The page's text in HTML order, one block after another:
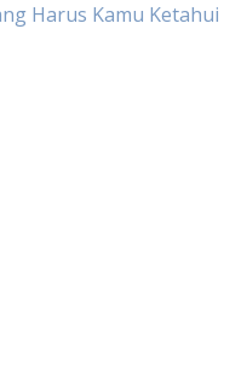
Harus Kamu Ketahui